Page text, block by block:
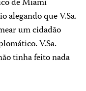
de Miami
alegando que V.Sa.
um cidadão
V.Sa.
tinha feito nada